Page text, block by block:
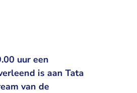
uur een
is aan Tata
van de